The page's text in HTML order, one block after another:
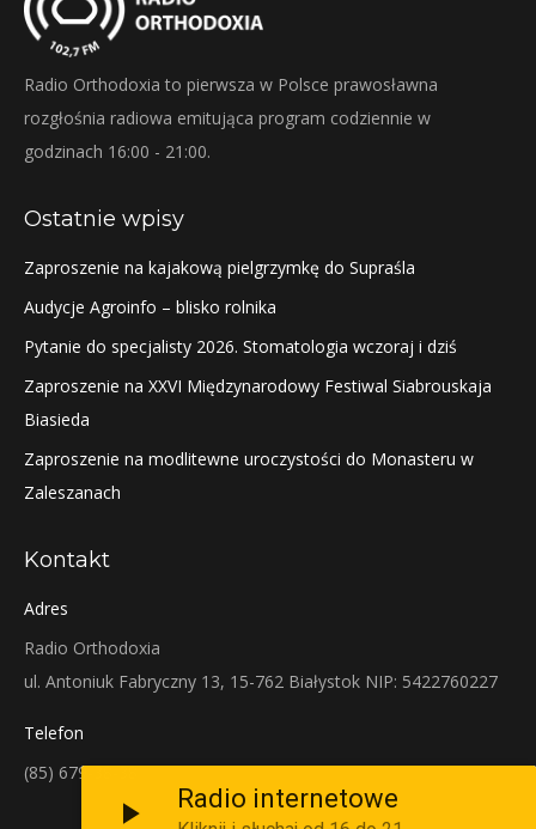
Radio Orthodoxia to pierwsza w Polsce prawosławna
rozgłośnia radiowa emitująca program codziennie w
godzinach 16:00 - 21:00.
Ostatnie wpisy
Zaproszenie na kajakową pielgrzymkę do Supraśla
Audycje Agroinfo – blisko rolnika
Pytanie do specjalisty 2026. Stomatologia wczoraj i dziś
Zaproszenie na XXVI Międzynarodowy Festiwal Siabrouskaja
Biasieda
Zaproszenie na modlitewne uroczystości do Monasteru w
Zaleszanach
Kontakt
Adres
Radio Orthodoxia
ul. Antoniuk Fabryczny 13, 15-762 Białystok NIP: 5422760227
Telefon
(85) 679-38-38
Radio internetowe